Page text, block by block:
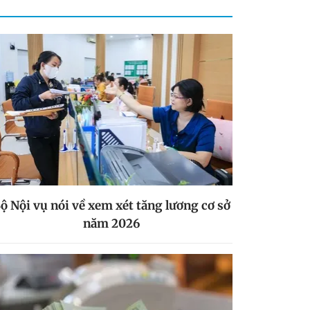
Nội vụ nói về xem xét tăng lương cơ sở
năm 2026